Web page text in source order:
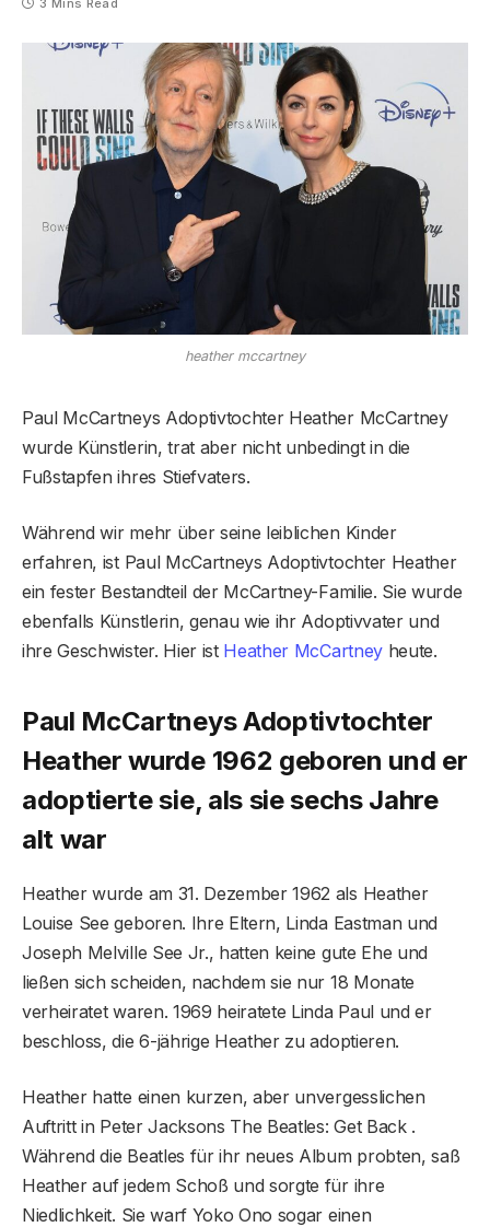
3 Mins Read
heather mccartney
Paul McCartneys Adoptivtochter Heather McCartney
wurde Künstlerin, trat aber nicht unbedingt in die
Fußstapfen ihres Stiefvaters.
Während wir mehr über seine leiblichen Kinder
erfahren, ist Paul McCartneys Adoptivtochter Heather
ein fester Bestandteil der McCartney-Familie. Sie wurde
ebenfalls Künstlerin, genau wie ihr Adoptivvater und
ihre Geschwister. Hier ist Heather McCartneyheute.
Paul McCartneys Adoptivtochter
Heather wurde 1962 geboren und er
adoptierte sie, als sie sechs Jahre
alt war
Heather wurde am 31. Dezember 1962 als Heather
Louise See geboren. Ihre Eltern, Linda Eastman und
Joseph Melville See Jr., hatten keine gute Ehe und
ließen sich scheiden, nachdem sie nur 18 Monate
verheiratet waren. 1969 heiratete Linda Paul und er
beschloss, die 6-jährige Heather zu adoptieren.
Heather hatte einen kurzen, aber unvergesslichen
Auftritt in Peter Jacksons The Beatles: Get Back .
Während die Beatles für ihr neues Album probten, saß
Heather auf jedem Schoß und sorgte für ihre
Niedlichkeit. Sie warf Yoko Ono sogar einen